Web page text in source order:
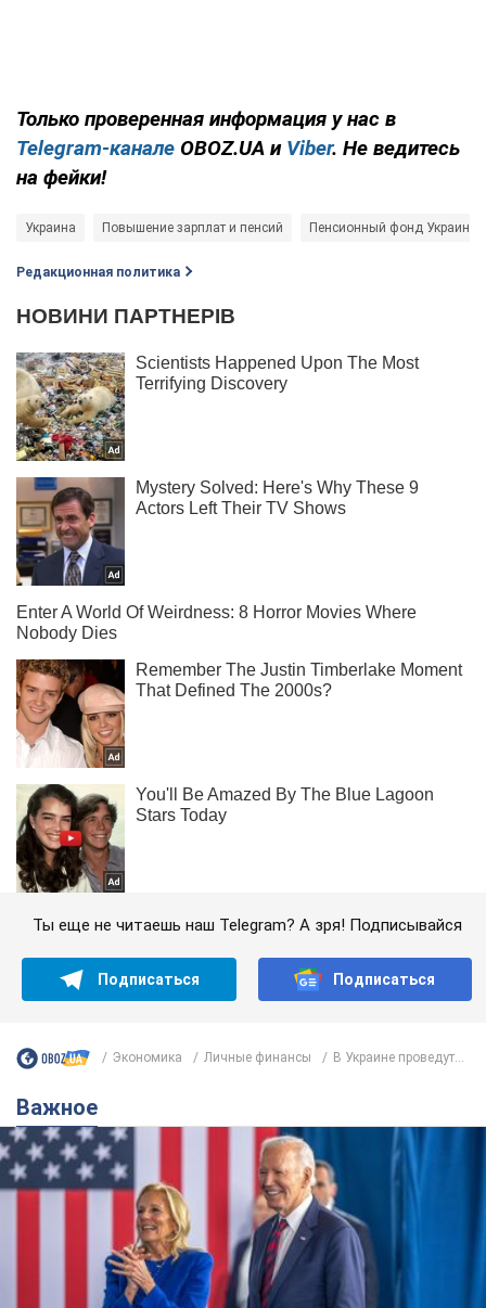
Только проверенная информация у нас в
Telegram-канале OBOZ.UA и Viber. Не ведитесь
на фейки!
Украина Повышение зарплат и пенсий Пенсионный фонд Украины
Редакционная политика
Ты еще не читаешь наш Telegram? А зря! Подписывайся
Подписаться Подписаться
Экономика Личные финансы В Украине проведут...
Важное